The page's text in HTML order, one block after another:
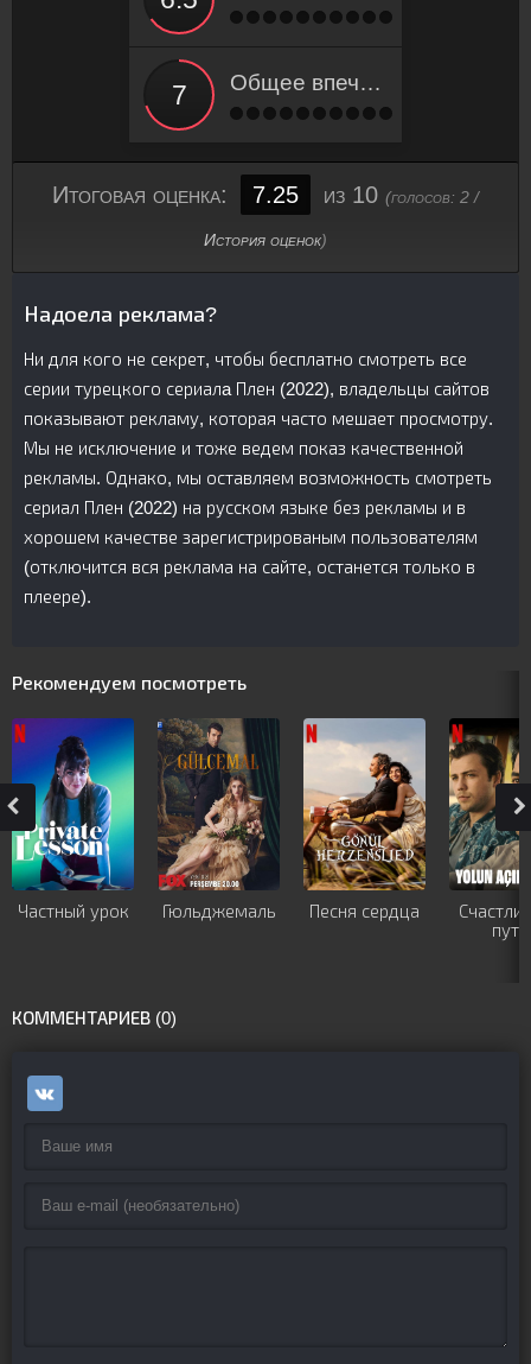
Общее впечатление
Итоговая оценка: 7.25 из 10 (голосов: 2 /
История оценок)
Надоела реклама?
Ни для кого не секрет, чтобы бесплатно смотреть все
серии турецкого сериалa Плен (2022), владельцы сайтов
показывают рекламу, которая часто мешает просмотру.
Мы не исключение и тоже ведем показ качественной
рекламы. Однако, мы оставляем возможность смотреть
сериал Плен (2022) на русском языке без рекламы и в
хорошем качестве зарегистрированым пользователям
(отключится вся реклама на сайте, останется только в
плеере).
Рекомендуем посмотреть
Частный урок Гюльджемаль Песня сердца
пути
КОММЕНТАРИЕВ (0)